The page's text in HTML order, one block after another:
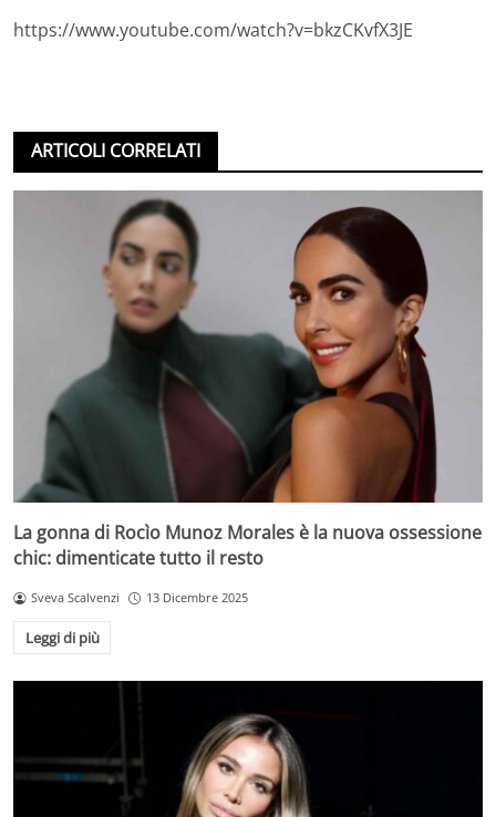
https://www.youtube.com/watch?v=bkzCKvfX3JE
ARTICOLI CORRELATI
La gonna di Rocìo Munoz Morales è la nuova ossessione
chic: dimenticate tutto il resto
Sveva Scalvenzi 13 Dicembre 2025
Leggi di più